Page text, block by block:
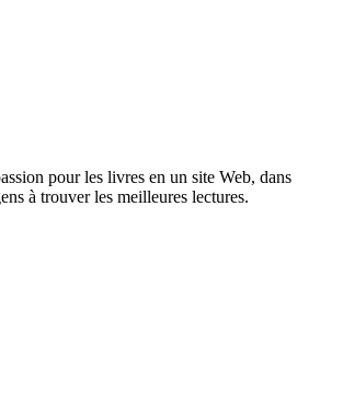
pour les livres en un site Web, dans
à trouver les meilleures lectures.